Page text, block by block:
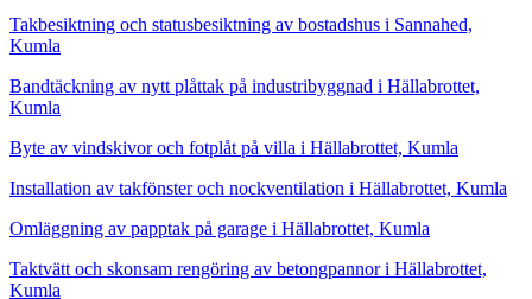
Takbesiktning och statusbesiktning av bostadshus i Sannahed,
Kumla
Bandtäckning av nytt plåttak på industribyggnad i Hällabrottet,
Kumla
Byte av vindskivor och fotplåt på villa i Hällabrottet, Kumla
Installation av takfönster och nockventilation i Hällabrottet, Kumla
Omläggning av papptak på garage i Hällabrottet, Kumla
Taktvätt och skonsam rengöring av betongpannor i Hällabrottet,
Kumla